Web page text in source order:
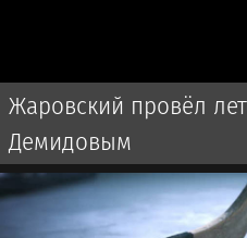
Жаровский провёл
Демидовым